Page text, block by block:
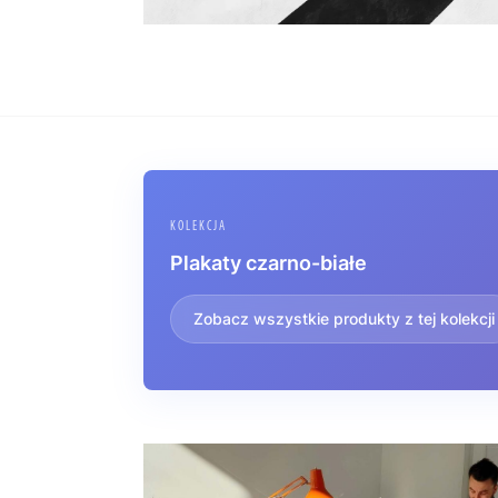
KOLEKCJA
Plakaty czarno-białe
Zobacz wszystkie produkty z tej kolekcji